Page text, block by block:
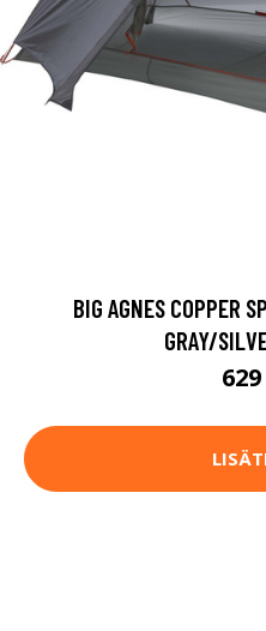
BIG AGNES COPPER
GRAY/